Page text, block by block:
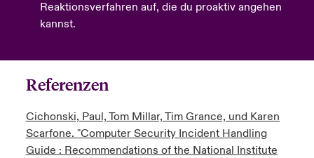
Reaktionsverfahren auf, die du proaktiv angehen
kannst.
Referenzen
Cichonski, Paul, Tom Millar, Tim Grance, und Karen
Scarfone. "Computer Security Incident Handling
Guide : Recommendations of the National Institute